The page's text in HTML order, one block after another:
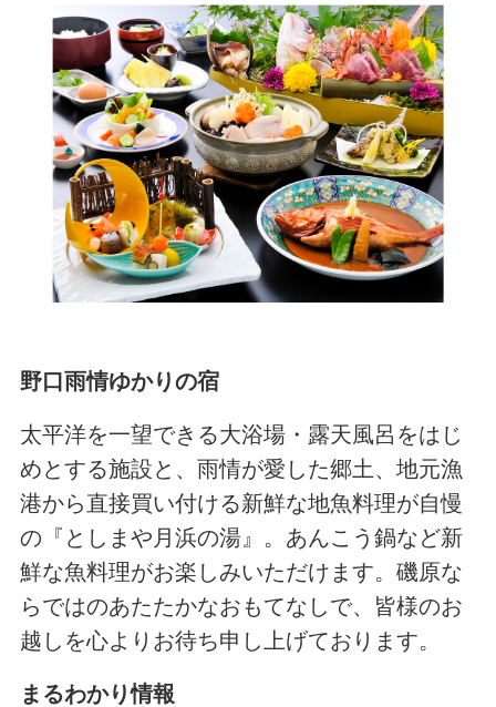
野口雨情ゆかりの宿
太平洋を一望できる大浴場・露天風呂をはじ
めとする施設と、雨情が愛した郷土、地元漁
港から直接買い付ける新鮮な地魚料理が自慢
の『としまや月浜の湯』。あんこう鍋など新
鮮な魚料理がお楽しみいただけます。磯原な
らではのあたたかなおもてなしで、皆様のお
越しを心よりお待ち申し上げております。
まるわかり情報